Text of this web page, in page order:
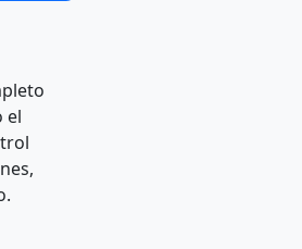
el